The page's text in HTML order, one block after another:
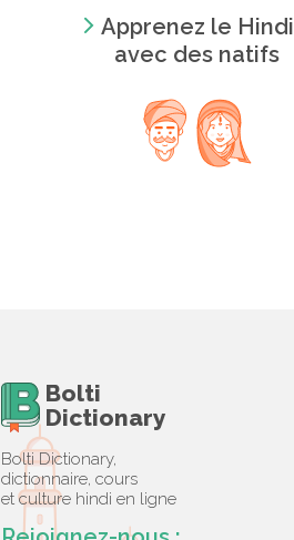
Apprenez le Hindi
avec des natifs
Bolti
Dictionary
Bolti Dictionary,
dictionnaire, cours
et culture hindi en ligne